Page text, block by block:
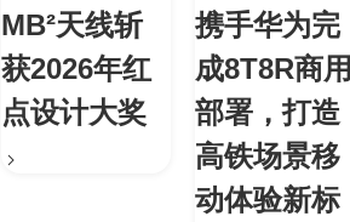
MB²天线斩
获2026年红
点设计大奖
携手华为完
成8T8R商
部署，打造
高铁场景移
动体验新标